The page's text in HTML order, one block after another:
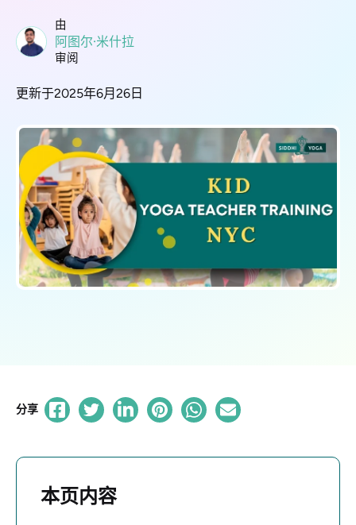
由
阿图尔·米什拉
审阅
更新于2025年6月26日
分享
本页内容